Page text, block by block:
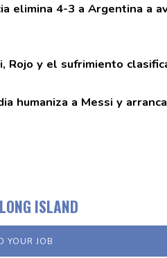
elimina 4-3 a Argentina a
Rojo y el sufrimiento
humaniza a Messi y
ISLAND
YOUR JOB